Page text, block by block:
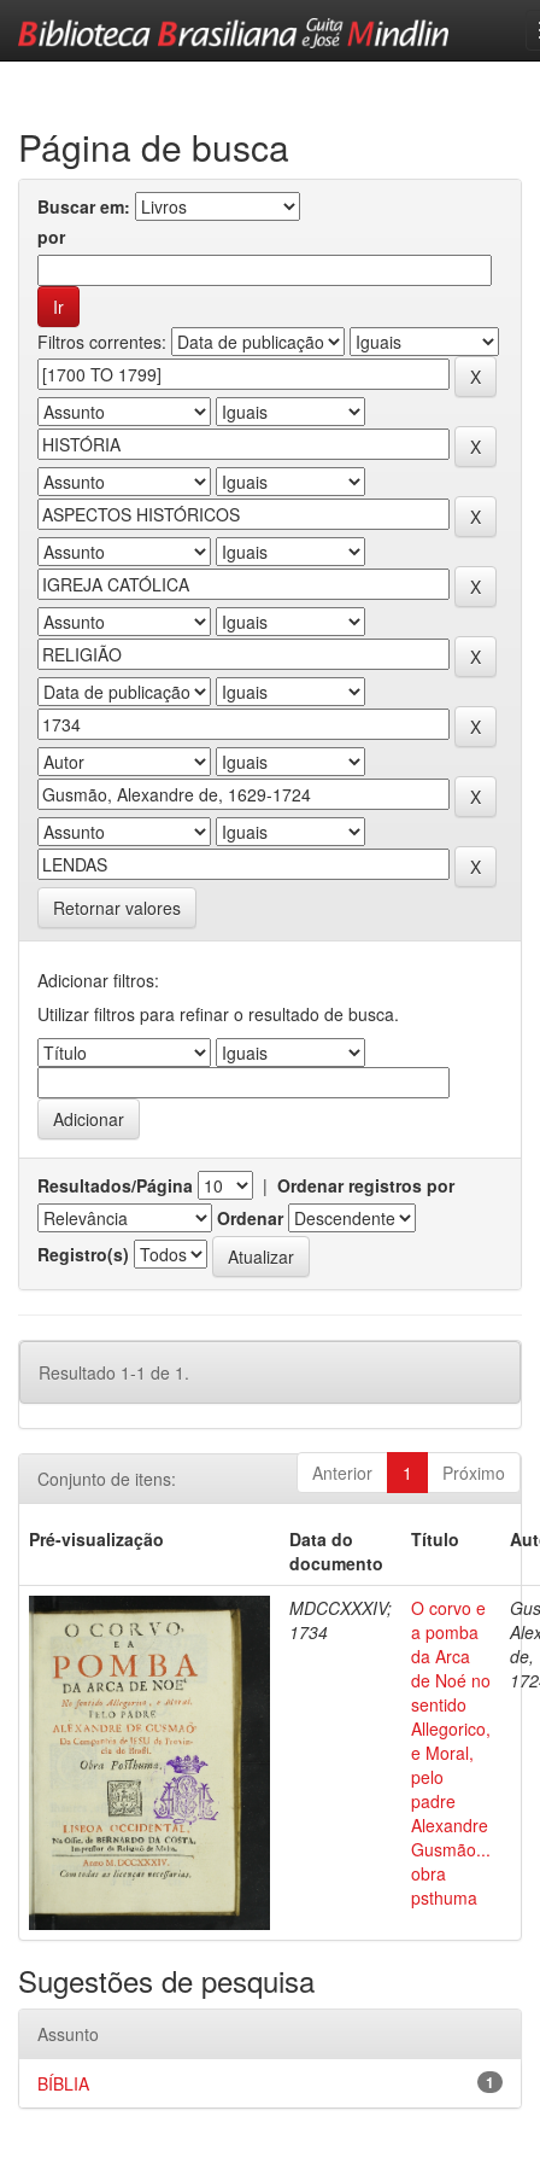
Página de busca
Buscar em:
por
Filtros correntes:
Retornar valores
Adicionar filtros:
Utilizar filtros para refinar o resultado de busca.
Resultados/Página | Ordenar registros por
Ordenar
Registro(s)
Resultado 1-1 de 1.
Anterior 1 Próximo
Conjunto de itens:
Pré-visualização
Data do
documento
Título
MDCCXXXIV;
1734
O corvo e
a pomba
da Arca
de Noé no
sentido
Allegorico,
e Moral,
pelo
padre
Alexandre
Gusmão...
obra
psthuma
de,
Sugestões de pesquisa
Assunto
1
BÍBLIA